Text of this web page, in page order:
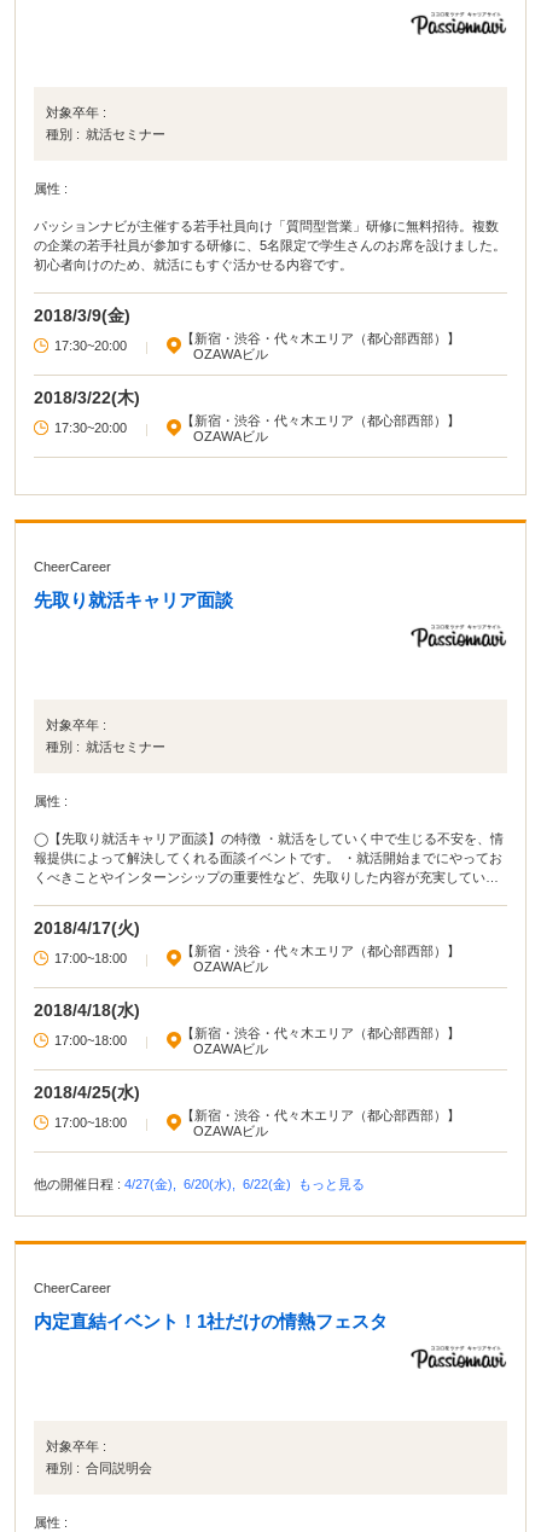
対象卒年 :
種別 : 就活セミナー
属性 :
パッションナビが主催する若手社員向け「質問型営業」研修に無料招待。複数
の企業の若手社員が参加する研修に、5名限定で学生さんのお席を設けました。
初心者向けのため、就活にもすぐ活かせる内容です。
2018/3/9(金)
17:30~20:00 |
【新宿・渋谷・代々木エリア（都心部西部）】
OZAWAビル
2018/3/22(木)
17:30~20:00 |
【新宿・渋谷・代々木エリア（都心部西部）】
OZAWAビル
CheerCareer
先取り就活キャリア面談
対象卒年 :
種別 : 就活セミナー
属性 :
◯【先取り就活キャリア面談】の特徴 ・就活をしていく中で生じる不安を、情
報提供によって解決してくれる面談イベントです。 ・就活開始までにやってお
くべきことやインターンシップの重要性など、先取りした内容が充実していま
う1～3年生は珍しくありません。当イベントは、先取りして面談ができ、しか
も1対1で話せるという珍しいタイプのイベントです。来年に就活を控えている
からこそ、「今やっておくべきこと」「今後すべきこと」を知っておいて損は
2018/4/17(火)
17:00~18:00 |
【新宿・渋谷・代々木エリア（都心部西部）】
OZAWAビル
2018/4/18(水)
17:00~18:00 |
【新宿・渋谷・代々木エリア（都心部西部）】
OZAWAビル
2018/4/25(水)
17:00~18:00 |
【新宿・渋谷・代々木エリア（都心部西部）】
OZAWAビル
他の開催日程 : 4/27(金), 6/20(水), 6/22(金) もっと見る
CheerCareer
内定直結イベント！1社だけの情熱フェスタ
対象卒年 :
種別 : 合同説明会
属性 :